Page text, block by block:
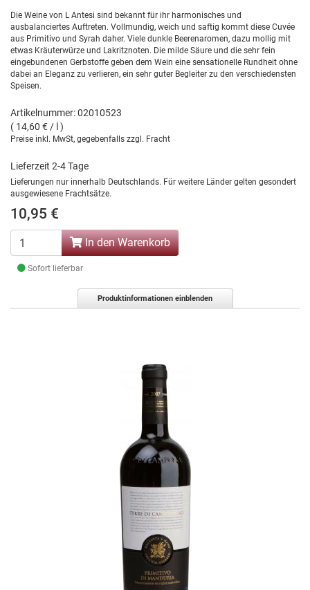
Die Weine von L Antesi sind bekannt für ihr harmonisches und
ausbalanciertes Auftreten. Vollmundig, weich und saftig kommt diese Cuvée
aus Primitivo und Syrah daher. Viele dunkle Beerenaromen, dazu mollig mit
etwas Kräuterwürze und Lakritznoten. Die milde Säure und die sehr fein
eingebundenen Gerbstoffe geben dem Wein eine sensationelle Rundheit ohne
dabei an Eleganz zu verlieren, ein sehr guter Begleiter zu den verschiedensten
Speisen.
Artikelnummer: 02010523
( 14,60 € / l )
Preise inkl. MwSt, gegebenfalls zzgl. Fracht
Lieferzeit 2-4 Tage
Lieferungen nur innerhalb Deutschlands. Für weitere Länder gelten gesondert
ausgewiesene Frachtsätze.
10,95 €
In den Warenkorb
Sofort lieferbar
Produktinformationen einblenden